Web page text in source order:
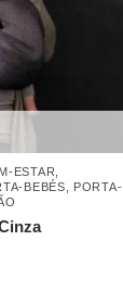
ESTAR
BEBÉS
PORTA-